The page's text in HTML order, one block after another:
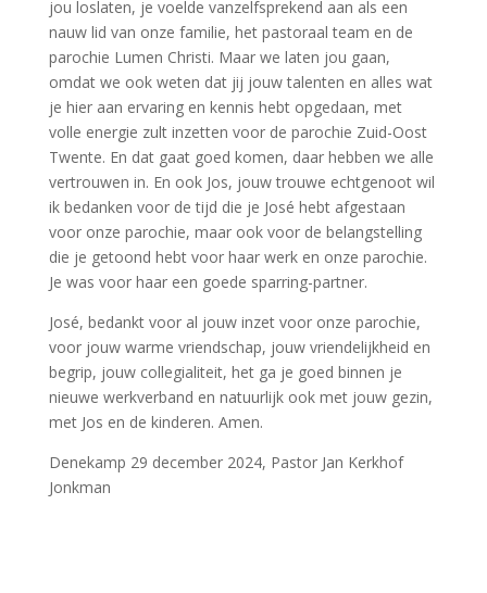
jou loslaten, je voelde vanzelfsprekend aan als een
nauw lid van onze familie, het pastoraal team en de
parochie Lumen Christi. Maar we laten jou gaan,
omdat we ook weten dat jij jouw talenten en alles wat
je hier aan ervaring en kennis hebt opgedaan, met
volle energie zult inzetten voor de parochie Zuid-Oost
Twente. En dat gaat goed komen, daar hebben we alle
vertrouwen in. En ook Jos, jouw trouwe echtgenoot wil
ik bedanken voor de tijd die je José hebt afgestaan
voor onze parochie, maar ook voor de belangstelling
die je getoond hebt voor haar werk en onze parochie.
Je was voor haar een goede sparring-partner.
José, bedankt voor al jouw inzet voor onze parochie,
voor jouw warme vriendschap, jouw vriendelijkheid en
begrip, jouw collegialiteit, het ga je goed binnen je
nieuwe werkverband en natuurlijk ook met jouw gezin,
met Jos en de kinderen. Amen.
Denekamp 29 december 2024, Pastor Jan Kerkhof
Jonkman